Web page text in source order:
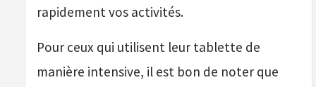
rapidement vos activités.
Pour ceux qui utilisent leur tablette de
manière intensive, il est bon de noter que